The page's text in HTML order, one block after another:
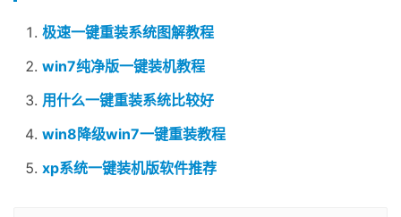
极速一键重装系统图解教程
win7纯净版一键装机教程
用什么一键重装系统比较好
win8降级win7一键重装教程
xp系统一键装机版软件推荐